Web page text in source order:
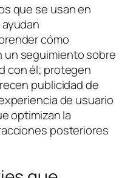
que se usan en
cómo
seguimiento sobre
con él; protegen
publicidad de
de usuario
optimizan la
posteriores